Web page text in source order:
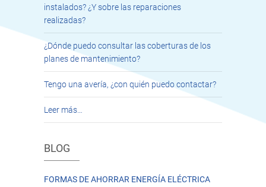
instalados? ¿Y sobre las reparaciones
realizadas?
¿Dónde puedo consultar las coberturas de los
planes de mantenimiento?
Tengo una avería, ¿con quién puedo contactar?
Leer más…
BLOG
FORMAS DE AHORRAR ENERGÍA ELÉCTRICA